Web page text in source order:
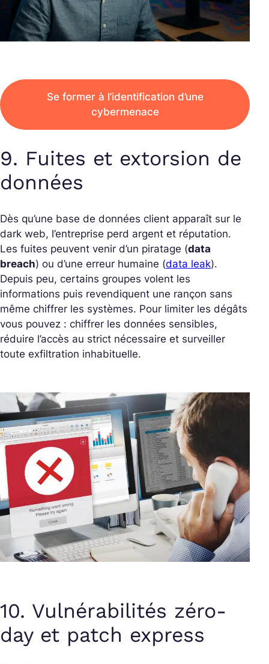
Se former à l’identification d’une
cybermenace
9. Fuites et extorsion de
données
Dès qu’une base de données client apparaît sur le
dark web, l’entreprise perd argent et réputation.
Les fuites peuvent venir d’un piratage (data
breach) ou d’une erreur humaine (data leak).
Depuis peu, certains groupes volent les
informations puis revendiquent une rançon sans
même chiffrer les systèmes. Pour limiter les dégâts
vous pouvez : chiffrer les données sensibles,
réduire l’accès au strict nécessaire et surveiller
toute exfiltration inhabituelle.
10. Vulnérabilités zéro-
day et patch express